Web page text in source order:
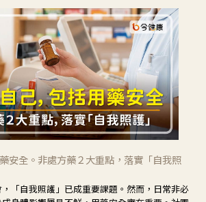
安全。非處方藥２大重點，落實「自我照
「自我照護」已成重要課題。然而，日常非必